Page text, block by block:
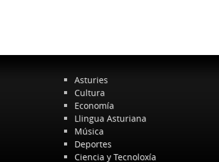
Asturies
Cultura
Economía
Llingua Asturiana
Música
Deportes
Ciencia y Tecnoloxía